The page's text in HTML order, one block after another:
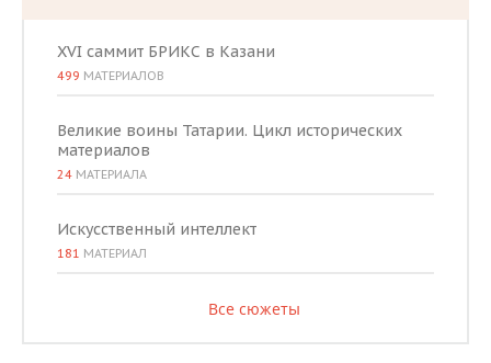
XVI саммит БРИКС в Казани
499 МАТЕРИАЛОВ
Великие воины Татарии. Цикл исторических
материалов
24 МАТЕРИАЛА
Искусственный интеллект
181 МАТЕРИАЛ
Все сюжеты